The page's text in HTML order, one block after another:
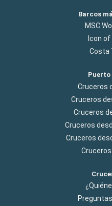
Barcos
MSC
Icon
Costa
Puerto
Cruceros
Cruceros
Cruceros
Cruceros
Cruceros